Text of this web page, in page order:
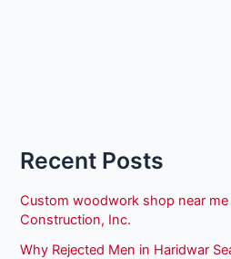
Recent Posts
Custom woodwork shop near me
Construction, Inc.
Why Rejected Men in Haridwar